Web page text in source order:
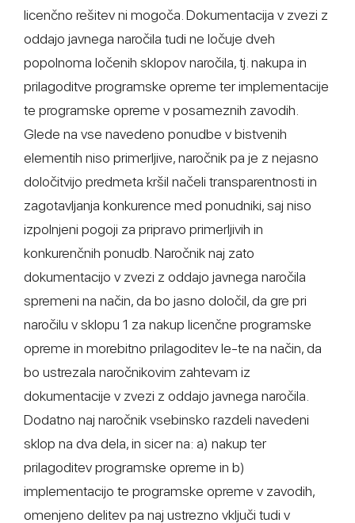
licenčno rešitev ni mogoča. Dokumentacija v zvezi z
oddajo javnega naročila tudi ne ločuje dveh
popolnoma ločenih sklopov naročila, tj. nakupa in
prilagoditve programske opreme ter implementacije
te programske opreme v posameznih zavodih.
Glede na vse navedeno ponudbe v bistvenih
elementih niso primerljive, naročnik pa je z nejasno
določitvijo predmeta kršil načeli transparentnosti in
zagotavljanja konkurence med ponudniki, saj niso
izpolnjeni pogoji za pripravo primerljivih in
konkurenčnih ponudb. Naročnik naj zato
dokumentacijo v zvezi z oddajo javnega naročila
spremeni na način, da bo jasno določil, da gre pri
naročilu v sklopu 1 za nakup licenčne programske
opreme in morebitno prilagoditev le-te na način, da
bo ustrezala naročnikovim zahtevam iz
dokumentacije v zvezi z oddajo javnega naročila.
Dodatno naj naročnik vsebinsko razdeli navedeni
sklop na dva dela, in sicer na: a) nakup ter
prilagoditev programske opreme in b)
implementacijo te programske opreme v zavodih,
omenjeno delitev pa naj ustrezno vključi tudi v